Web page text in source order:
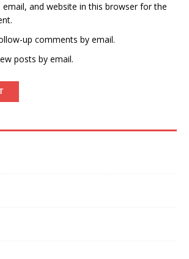
email, and website in this browser for the
up comments by email.
posts by email.